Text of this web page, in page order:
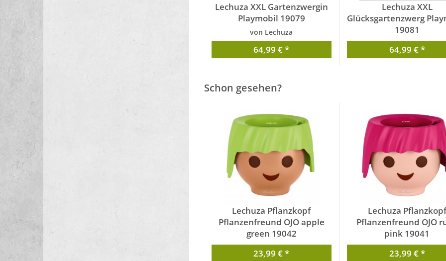
Lechuza XXL Gartenzwergin
Playmobil 19079
von Lechuza
64,99 € *
Lechuza XXL
Glücksgartenzwerg
19081
von Lechuza
64,99 € *
Schon gesehen?
Lechuza Pflanzkopf
Pflanzenfreund OJO apple
green 19042
von Lechuza
23,99 € *
Lechuza Pflanzkopf
Pflanzenfreund OJO
pink 19041
von Lechuza
23,99 € *